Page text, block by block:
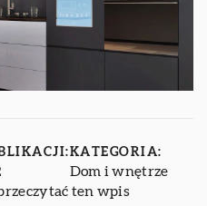
KATEGORIA:
Dom i wnętrze
ten wpis